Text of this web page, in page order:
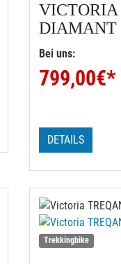
VICTORIA
DIAMANT
Bei uns:
799,00€*
DETAILS
Trekkingbike